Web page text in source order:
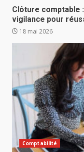
Clôture comptable
vigilance pour
18 mai 2026
Comptabilité